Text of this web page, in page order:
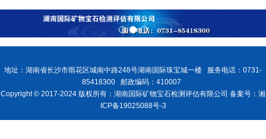
地址：湖南省长沙市雨花区城南中路248号湖南国际珠宝城一楼 服务电话：0731-
85418300 邮政编码：410007
Copyright © 2017-2024 版权所有：湖南国际矿物宝石检测评估有限公司 备案号：湘
ICP备19025088号-3